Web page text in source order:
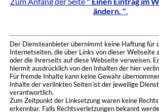
ändern. ".
Der Diensteanbieter übernimmt keine Haftung für
Internetseiten, die über Links von dieser Webseite
oder die ihrerseits auf diese Webseite verweisen.
hiermit ausdrücklich von den Inhalten der hier
Für fremde Inhalte kann keine Gewähr
Inhalte der verlinkten Seiten ist der jeweilige
verantwortlich.
Zum Zeitpunkt der Linksetzung waren keine
erkennbar. Falls Rechtsverletzungen bekannt